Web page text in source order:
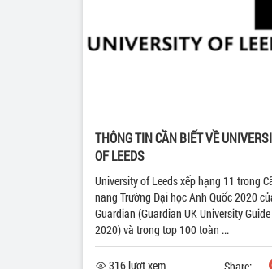
THÔNG TIN CẦN BIẾT VỀ
OF LEEDS
University of Leeds xếp hạng 11 trong
nang Trường Đại học Anh Quốc 2020
Guardian (Guardian UK University Guide
2020) và trong top 100 toàn ...
316 lượt xem